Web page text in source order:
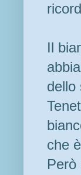
Il
dello
che
Però